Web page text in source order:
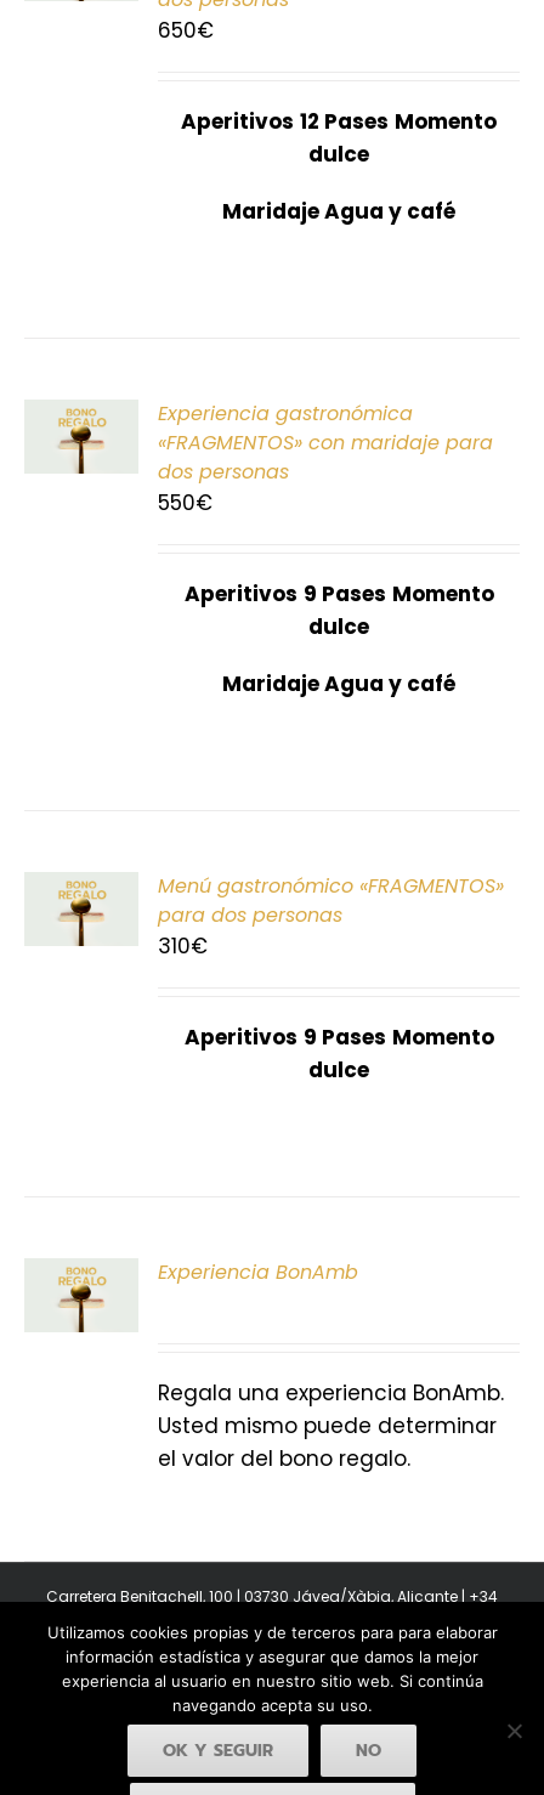
650€
Aperitivos 12 Pases Momento
dulce
Maridaje Agua y café
Experiencia gastronómica
«FRAGMENTOS» con maridaje para
dos personas
550€
Aperitivos 9 Pases Momento
dulce
Maridaje Agua y café
Menú gastronómico «FRAGMENTOS»
para dos personas
310€
Aperitivos 9 Pases Momento
dulce
Experiencia BonAmb
Regala una experiencia BonAmb.
Usted mismo puede determinar
el valor del bono regalo.
Carretera Benitachell, 100 | 03730 Jávea/Xàbia, Alicante | +34
Copyright 2011-2026 BonAmb Restaurant | All Rights Reserved |
Política de privacidad|Powered by Insertcom
Utilizamos cookies propias y de terceros para para elaborar
información estadística y asegurar que damos la mejor
experiencia al usuario en nuestro sitio web. Si continúa
navegando acepta su uso.
OK Y SEGUIR NO